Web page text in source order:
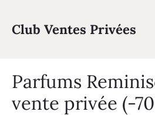
contenu
Club Ventes Privées
Parfums
vente privée (-